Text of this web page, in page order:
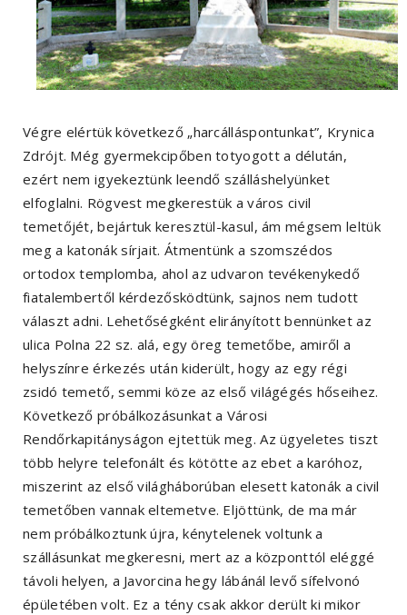
Végre elértük következő „harcálláspontunkat”, Krynica
Zdrójt. Még gyermekcipőben totyogott a délután,
ezért nem igyekeztünk leendő szálláshelyünket
elfoglalni. Rögvest megkerestük a város civil
temetőjét, bejártuk keresztül-kasul, ám mégsem leltük
meg a katonák sírjait. Átmentünk a szomszédos
ortodox templomba, ahol az udvaron tevékenykedő
fiatalembertől kérdezősködtünk, sajnos nem tudott
választ adni. Lehetőségként elirányított bennünket az
ulica Polna 22 sz. alá, egy öreg temetőbe, amiről a
helyszínre érkezés után kiderült, hogy az egy régi
zsidó temető, semmi köze az első világégés hőseihez.
Következő próbálkozásunkat a Városi
Rendőrkapitányságon ejtettük meg. Az ügyeletes tiszt
több helyre telefonált és kötötte az ebet a karóhoz,
miszerint az első világháborúban elesett katonák a civil
temetőben vannak eltemetve. Eljöttünk, de ma már
nem próbálkoztunk újra, kénytelenek voltunk a
szállásunkat megkeresni, mert az a központtól eléggé
távoli helyen, a Javorcina hegy lábánál levő sífelvonó
épületében volt. Ez a tény csak akkor derült ki mikor